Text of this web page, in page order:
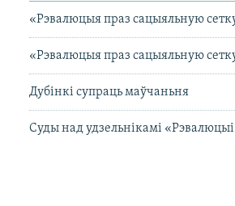
«Рэвалюцыя праз сацыяльную
«Рэвалюцыя праз сацыяльную
Дубінкі супраць маўчаньня
Cуды над удзельнікамі